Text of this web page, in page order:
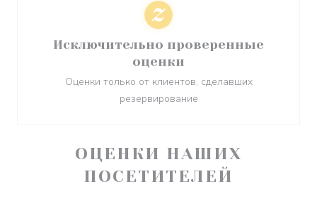
ОЦЕНКИ НАШИХ
ПОСЕТИТЕЛЕЙ
Исключительно проверенные
оценки
Оценки только от клиентов, сделавших
резервирование